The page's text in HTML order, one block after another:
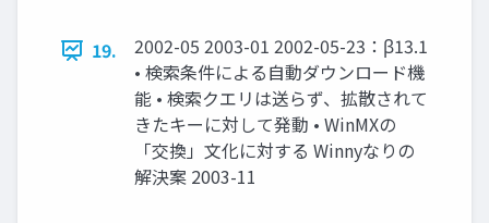
19.
2002-05 2003-01 2002-05-23：β13.1
• 検索条件による自動ダウンロード機
能 • 検索クエリは送らず、拡散されて
きたキーに対して発動 • WinMXの
「交換」文化に対する Winnyなりの
解決案 2003-11